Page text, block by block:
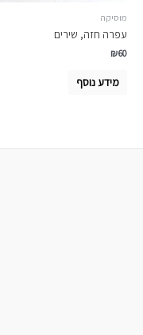
מוסיקה
עפרה חזה, שירים
₪60
מידע נוסף